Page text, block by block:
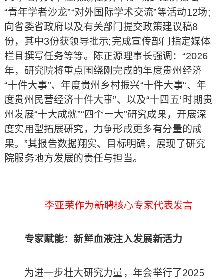
“青年学者沙龙”“对外国际学术交流”等活动12场;
向省委省政府以及有关部门提交政策建议稿8
份，其中3份获领导批示;完成宣传部门指定媒体
栏目撰写任务等等。陈正源理事长强调：“2026
年，研究院将重点围绕刚完成的年度贵州经济
“十件大事”、年度贵州乡村振兴“十件大事“、年
度贵州民营经济十件大事”、以及“十四五”时期贵
州发展“十大成就”“四个十大”研究成果，开展深
度实用型拓展研究，力争形成更多有分量的成
果。”其报告数据翔实、目标明确，展现了研究
院服务地方发展的责任与担当。
李亚荣作为新聘核心专家代表发言
专家赋能：新鲜血液注入发展新活力
为进一步壮大研究力量，年会举行了2025